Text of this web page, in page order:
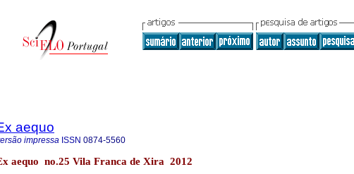
aequo
impressa ISSN 0874-5560
aequo no.25 Vila Franca de Xira 2012